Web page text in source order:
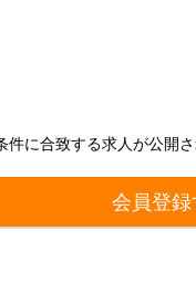
件に合致する求人が公開
会員登録